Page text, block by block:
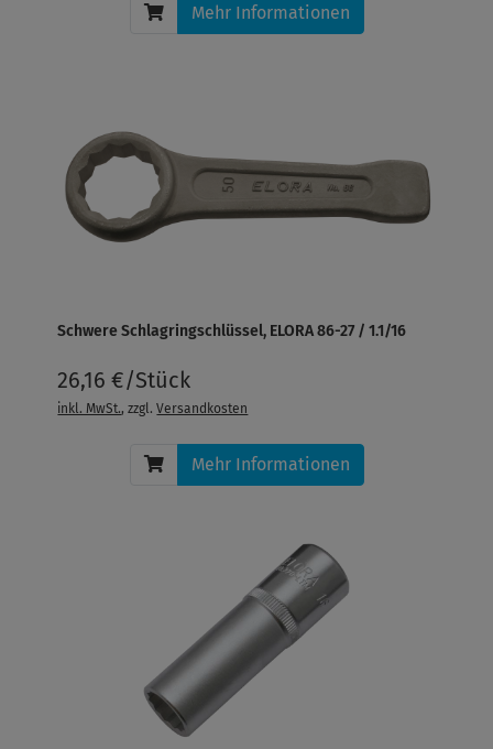
Mehr Informationen
Schwere Schlagringschlüssel, ELORA 86-27 / 1.1/16
26,16 €/Stück
inkl. MwSt., zzgl.Versandkosten
Mehr Informationen